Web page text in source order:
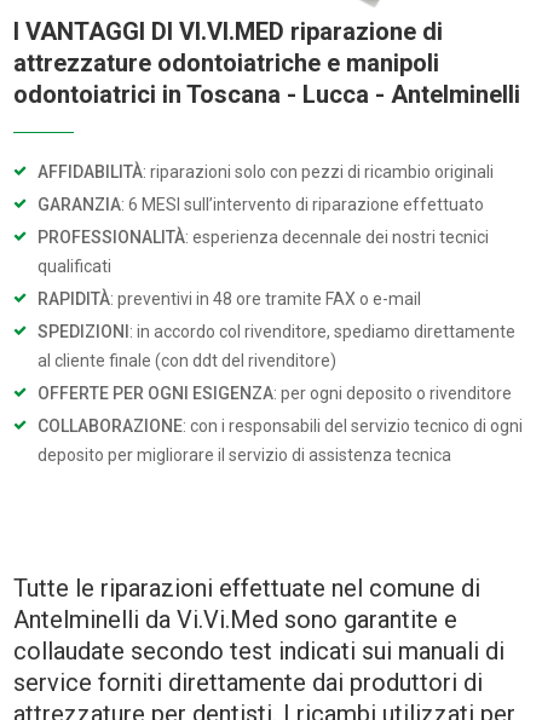
I VANTAGGI DI VI.VI.MED riparazione di
attrezzature odontoiatriche e manipoli
odontoiatrici in Toscana - Lucca - Antelminelli
AFFIDABILITÀ: riparazioni solo con pezzi di ricambio originali
GARANZIA: 6 MESI sull’intervento di riparazione effettuato
PROFESSIONALITÀ: esperienza decennale dei nostri tecnici
qualificati
RAPIDITÀ: preventivi in 48 ore tramite FAX o e-mail
SPEDIZIONI : in accordo col rivenditore, spediamo direttamente
al cliente finale (con ddt del rivenditore)
OFFERTE PER OGNI ESIGENZA: per ogni deposito o rivenditore
COLLABORAZIONE: con i responsabili del servizio tecnico di ogni
deposito per migliorare il servizio di assistenza tecnica
Tutte le riparazioni effettuate nel comune di
Antelminelli da Vi.Vi.Med sono garantite e
collaudate secondo test indicati sui manuali di
service forniti direttamente dai produttori di